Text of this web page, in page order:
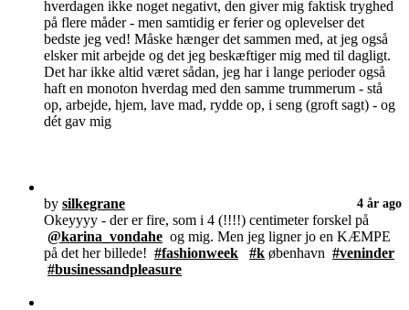
hverdagen ikke noget negativt, den giver mig faktisk tryghed
på flere måder - men samtidig er ferier og oplevelser det
bedste jeg ved! Måske hænger det sammen med, at jeg også
elsker mit arbejde og det jeg beskæftiger mig med til dagligt.
Det har ikke altid været sådan, jeg har i lange perioder også
haft en monoton hverdag med den samme trummerum - stå
op, arbejde, hjem, lave mad, rydde op, i seng (groft sagt) - og
dét gav mig
by silkegrane 4 år ago
Okeyyyy - der er fire, som i 4 (!!!!) centimeter forskel på
@karina_vondahe og mig. Men jeg ligner jo en KÆMPE
på det her billede! #fashionweek #k øbenhavn #veninder
#businessandpleasure